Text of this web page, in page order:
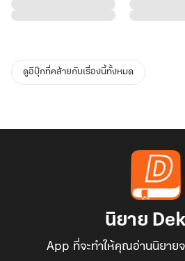
ดูอีบุ๊กที่คล้ายกับเรื่องนี้ทั้งหมด
นิยาย
App ที่จะทำให้คุณอ่านนิยาย